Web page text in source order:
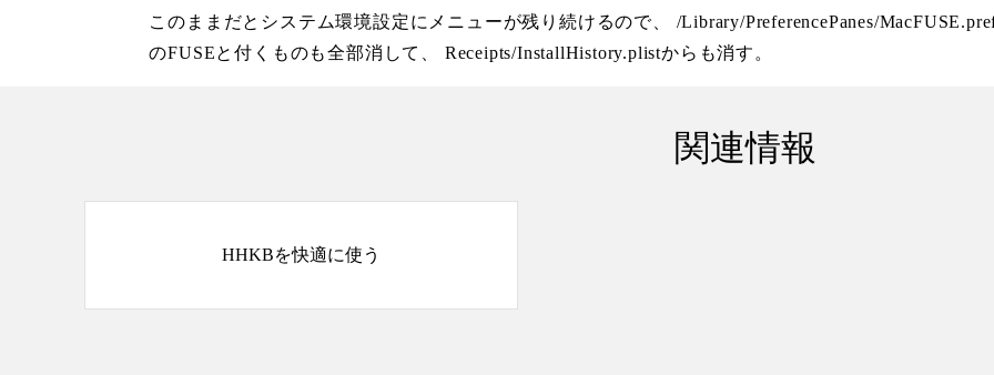
このままだとシステム環境設定にメニューが残り続けるので、 /Library/PreferencePanes/
のFUSEと付くものも全部消して、 Receipts/InstallHistory.plistからも消す。
関連情報
HHKBを快適に使う